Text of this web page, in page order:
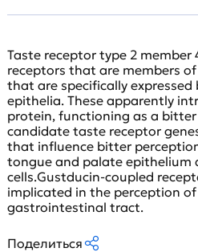
Taste receptor type 2
receptors that are members
that are specifically
epithelia. These apparently
protein, functioning as a
candidate taste receptor
that influence bitter
tongue and palate epithelium
cells.Gustducin-coupled
implicated in the perception
gastrointestinal tract.
Поделиться